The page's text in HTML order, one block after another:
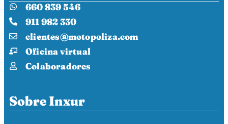
660 839 546
911 982 330
clientes@motopoliza.com
Oficina virtual
Colaboradores
Sobre Inxur